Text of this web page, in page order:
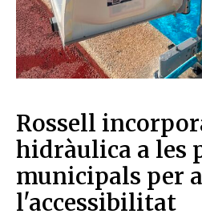
Rossell
hidràulica a les
municipals per
l'accessibilitat